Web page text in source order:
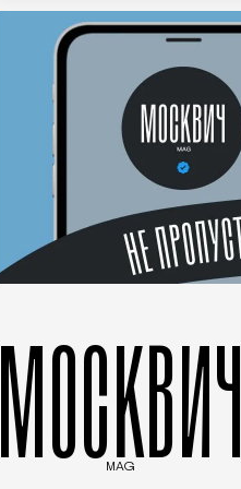
МОСКВИЧ
MAG